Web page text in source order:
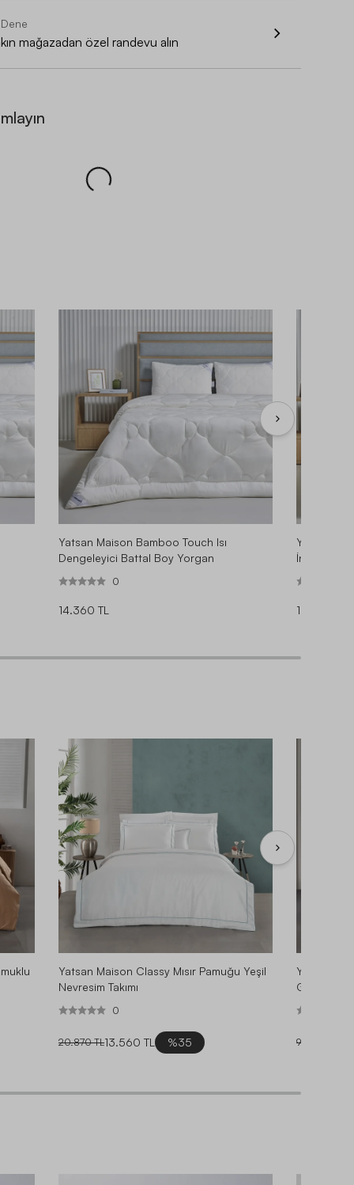
mağazadan özel randevu alın
Yatsan Maison Bamboo Touch Isı
Dengeleyici Battal Boy Yorgan
0
14.360 TL
Yatsan
İnce
10.330 TL
Yatsan Maison Classy Mısır Pamuğu Yeşil
Nevresim Takımı
0
20.870 TL13.560 TL %35
Yatsan
Gri
9.740 TL